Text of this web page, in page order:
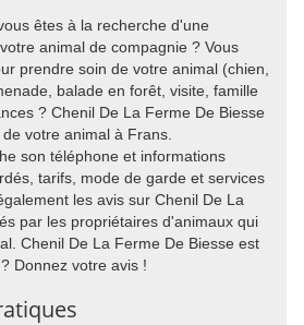
êtes à la recherche d'une
animal de compagnie ? Vous
prendre soin de votre animal (chien,
balade en forêt, visite, famille
? Chenil De La Ferme De Biesse
votre animal à Frans.
son téléphone et informations
tarifs, mode de garde et services
les avis sur Chenil De La
par les propriétaires d'animaux qui
Chenil De La Ferme De Biesse est
Donnez votre avis !